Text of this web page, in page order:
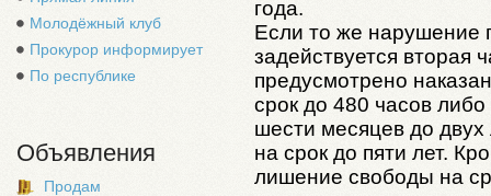
Молодёжный клуб
Прокурор информирует
По республике
Объявления
Продам
года.
Если то же нарушение
задействуется вторая
предусмотрено
срок до 480 часов
шести месяцев до двух
на срок до пяти лет.
лишение свободы на